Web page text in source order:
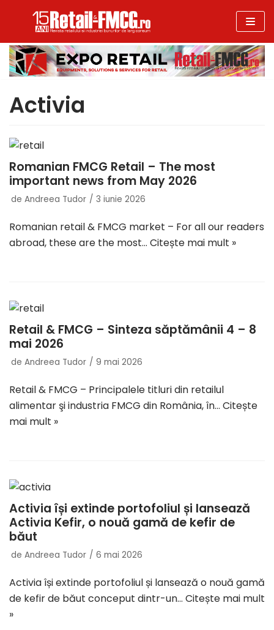
la
conținut
Activia
Romanian FMCG Retail – The most
important news from May 2026
de Andreea Tudor 3 iunie 2026
Romanian retail & FMCG market – For all our readers
abroad, these are the most… Citește mai mult »
Retail & FMCG – Sinteza săptămânii 4 – 8
mai 2026
de Andreea Tudor 9 mai 2026
Retail & FMCG – Principalele titluri din retailul
alimentar şi industria FMCG din România, în… Citește
mai mult »
Activia își extinde portofoliul și lansează
Activia Kefir, o nouă gamă de kefir de
băut
de Andreea Tudor 6 mai 2026
Activia își extinde portofoliul și lansează o nouă gamă
de kefir de băut conceput dintr-un… Citește mai mult
»